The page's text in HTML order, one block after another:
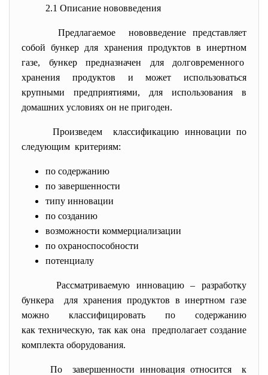
2.1 Описание нововведения
Предлагаемое нововведение представляет
собой бункер для хранения продуктов в инертном
газе, бункер предназначен для долговременного
хранения продуктов и может использоваться
крупными предприятиями, для использования в
домашних условиях он не пригоден.
Произведем классификацию инновации по
следующим критериям:
по содержанию
по завершенности
типу инновации
по созданию
возможности коммерциализации
по охраноспособности
потенциалу
Рассматриваемую инновацию – разработку
бункера для хранения продуктов в инертном газе
можно классифицировать по содержанию
как техническую, так как она предполагает создание
комплекта оборудования.
По завершенности инновация относится к